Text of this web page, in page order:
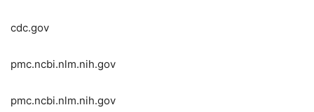
cdc.gov
pmc.ncbi.nlm.nih.gov
pmc.ncbi.nlm.nih.gov